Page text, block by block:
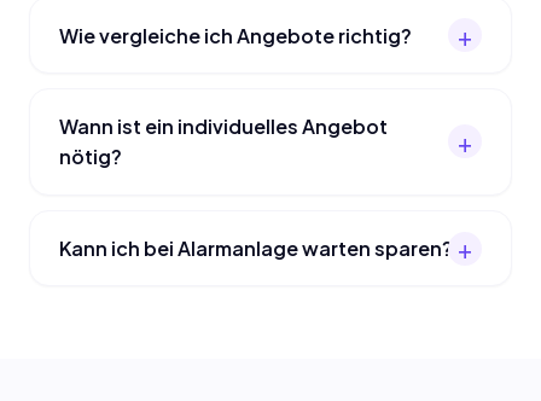
Wie vergleiche ich Angebote richtig?
Wann ist ein individuelles Angebot
nötig?
Kann ich bei Alarmanlage warten sparen?